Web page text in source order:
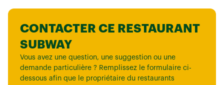
CONTACTER CE RESTAURANT
SUBWAY
Vous avez une question, une suggestion ou une
demande particulière ? Remplissez le formulaire ci-
dessous afin que le propriétaire du restaurants